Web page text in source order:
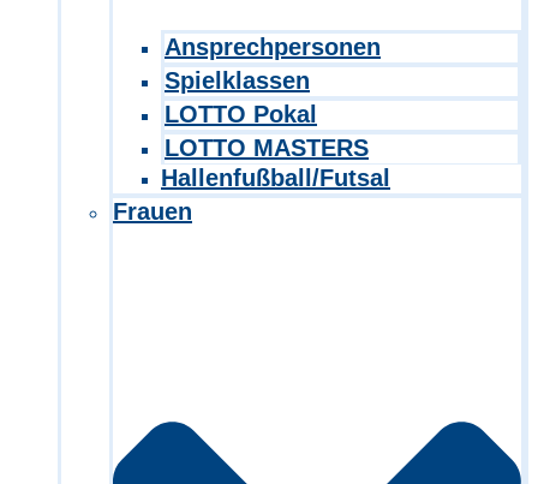
Ansprechpersonen
Spielklassen
LOTTO Pokal
LOTTO MASTERS
Hallenfußball/Futsal
Frauen